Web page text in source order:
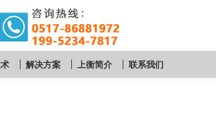
解决方案 上衡简介 联系我们